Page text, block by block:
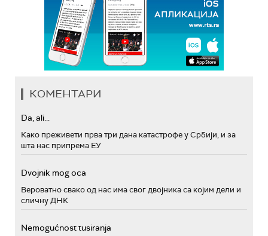
КОМЕНТАРИ
Da, ali...
Како преживети прва три дана катастрофе у Србији, и за
шта нас припрема ЕУ
Dvojnik mog oca
Вероватно свако од нас има свог двојника са којим дели и
сличну ДНК
Nemogućnost tusiranja